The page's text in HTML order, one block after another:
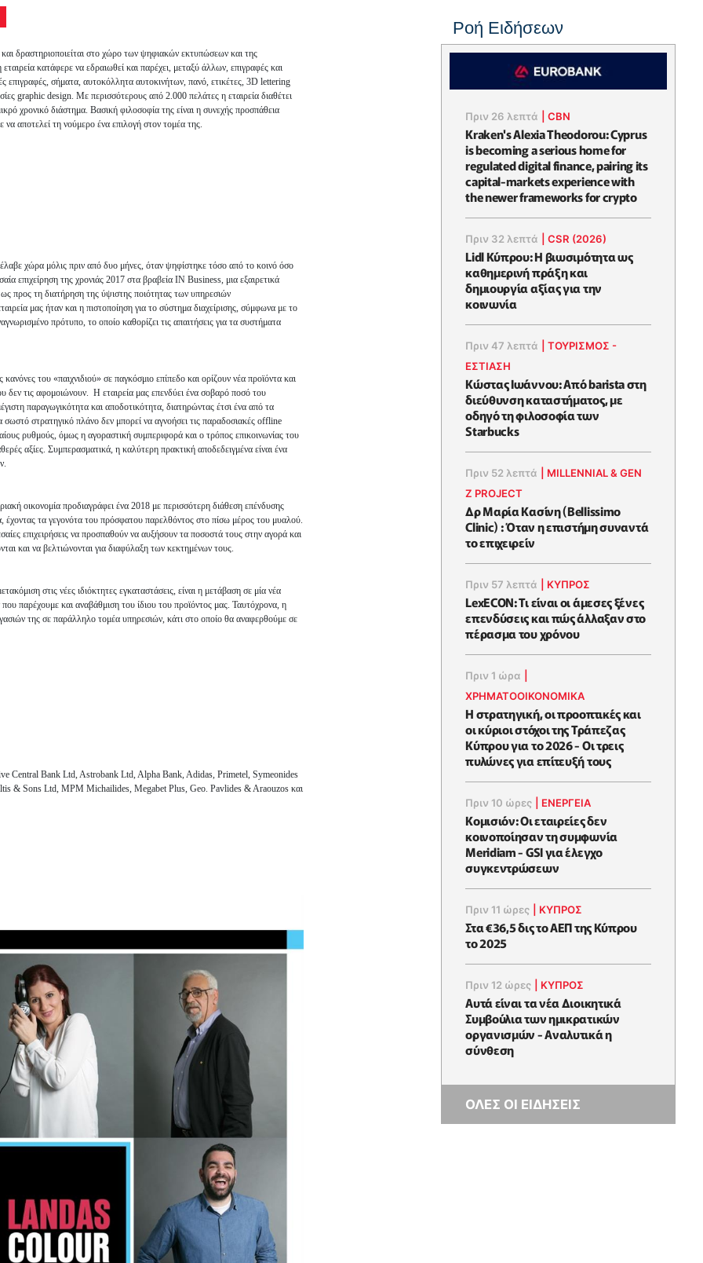
δραστηριοποιείται στο χώρο των ψηφιακών εκτυπώσεων και της
κατάφερε να εδραιωθεί και παρέχει, μεταξύ άλλων, επιγραφές και
επιγραφές, σήματα, αυτοκόλλητα αυτοκινήτων, πανό, ετικέτες, 3D lettering
graphic design. Με περισσότερους από 2.000 πελάτες η εταιρεία διαθέτει
χρονικό διάστημα. Βασική φιλοσοφία της είναι η συνεχής προσπάθεια
αποτελεί τη νούμερο ένα επιλογή στον τομέα της.
χώρα μόλις πριν από δυο μήνες, όταν ψηφίστηκε τόσο από το κοινό όσο
επιχείρηση της χρονιάς 2017 στα βραβεία IN Business, μια εξαιρετικά
προς τη διατήρηση της ύψιστης ποιότητας των υπηρεσιών
και η πιστοποίηση για το σύστημα διαχείρισης, σύμφωνα με το
πρότυπο, το οποίο καθορίζει τις απαιτήσεις για τα συστήματα
του «παιχνιδιού» σε παγκόσμιο επίπεδο και ορίζουν νέα προϊόντα και
δεν τις αφομοιώνουν. Η εταιρεία μας επενδύει ένα σοβαρό ποσό του
παραγωγικότητα και αποδοτικότητα, διατηρώντας έτσι ένα από τα
στρατηγικό πλάνο δεν μπορεί να αγνοήσει τις παραδοσιακές offline
ρυθμούς, όμως η αγοραστική συμπεριφορά και ο τρόπος επικοινωνίας του
αξίες. Συμπερασματικά, η καλύτερη πρακτική αποδεδειγμένα είναι ένα
οικονομία προδιαγράφει ένα 2018 με περισσότερη διάθεση επένδυσης
έχοντας τα γεγονότα του πρόσφατου παρελθόντος στο πίσω μέρος του μυαλού.
επιχειρήσεις να προσπαθούν να αυξήσουν τα ποσοστά τους στην αγορά και
και να βελτιώνονται για διαφύλαξη των κεκτημένων τους.
στις νέες ιδιόκτητες εγκαταστάσεις, είναι η μετάβαση σε μία νέα
παρέχουμε και αναβάθμιση του ίδιου του προϊόντος μας. Ταυτόχρονα, η
της σε παράλληλο τομέα υπηρεσιών, κάτι στο οποίο θα αναφερθούμε σε
Central Bank Ltd, Astrobank Ltd, Alpha Bank, Adidas, Primetel, Symeonides
& Sons Ltd, MPM Michailides, Megabet Plus, Geo. Pavlides & Araouzos και
Ροή Ειδήσεων
Πριν 26 λεπτά |CBN
Kraken's Alexia Theodorou: Cyprus
is becoming a serious home for
regulated digital finance, pairing its
capital-markets experience with
the newer frameworks for crypto
Πριν 32 λεπτά |CSR (2026)
Lidl Κύπρου: Η βιωσιμότητα ως
καθημερινή πράξη και
δημιουργία αξίας για την
κοινωνία
Πριν 47 λεπτά |ΤΟΥΡΙΣΜΟΣ -
ΕΣΤΙΑΣΗ
Κώστας Ιωάννου: Από barista στη
διεύθυνση καταστήματος, με
οδηγό τη φιλοσοφία των
Starbucks
Πριν 52 λεπτά
MILLENNIAL & GEN
Z PROJECT
Δρ Μαρία Κασίνη (Bellissimo
Clinic) : Όταν η επιστήμη συναντά
το επιχειρείν
Πριν 57 λεπτά ΚΥΠΡΟΣ
LexECON: Τι είναι οι άμεσες ξένες
επενδύσεις και πώς άλλαξαν στο
πέρασμα του χρόνου
Πριν 1 ώρα
ΧΡΗΜΑΤΟΟΙΚΟΝΟΜΙΚΆ
Η στρατηγική, οι προοπτικές και
οι κύριοι στόχοι της Τράπεζας
Κύπρου για το 2026 - Οι τρεις
πυλώνες για επίτευξή τους
Πριν 10 ώρες ΕΝΈΡΓΕΙΑ
Κομισιόν: Οι εταιρείες δεν
κοινοποίησαν τη συμφωνία
Meridiam - GSI για έλεγχο
συγκεντρώσεων
Πριν 11 ώρες ΚΥΠΡΟΣ
Στα €36,5 δις το ΑΕΠ της Κύπρου
το 2025
Πριν 12 ώρες ΚΥΠΡΟΣ
Αυτά είναι τα νέα Διοικητικά
Συμβούλια των ημικρατικών
οργανισμών - Αναλυτικά η
σύνθεση
ΟΛΕΣ ΟΙ ΕΙΔΗΣΕΙΣ